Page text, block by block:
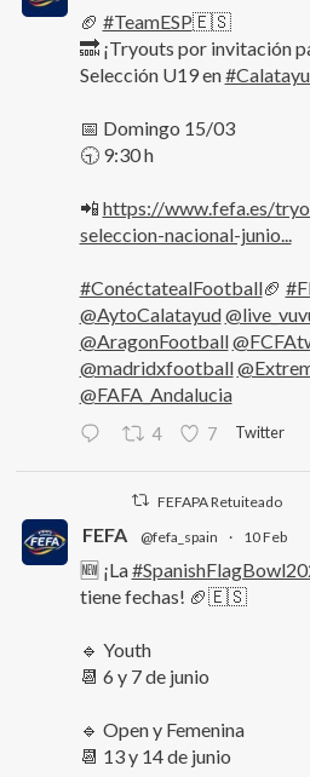
🏈 #TeamESP🇪🇸
🔜 ¡Tryouts por invitación
Selección U19 en
📅 Domingo 15/03
🕤 9:30 h
📲 https://www.fefa.es/
seleccion-nacional-junio...
#ConéctatealFootball🏈
@AytoCalatayud
@AragonFootball
@madridxfootball
@FAFA_Andalucia
4 7 Twitter
FEFAPA Retuiteado
FEFA @fefa_spain · 10 Feb
🆕 ¡La
tiene fechas! 🏈🇪🇸
🔹 Youth
📆 6 y 7 de junio
🔹 Open y Femenina
📆 13 y 14 de junio